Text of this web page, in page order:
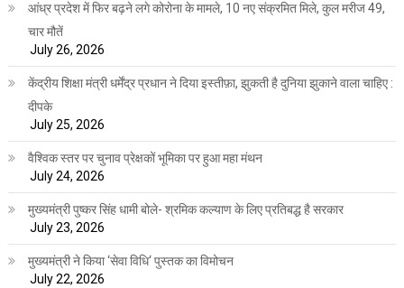
आंध्र प्रदेश में फिर बढ़ने लगे कोरोना के मामले, 10 नए संक्रमित मिले, कुल मरीज 49,
चार मौतें
July 26, 2026
केंद्रीय शिक्षा मंत्री धर्मेंद्र प्रधान ने दिया इस्तीफ़ा, झुकती है दुनिया झुकाने वाला चाहिए :
दीपके
July 25, 2026
वैश्विक स्तर पर चुनाव प्रेक्षकों भूमिका पर हुआ महा मंथन
July 24, 2026
मुख्यमंत्री पुष्कर सिंह धामी बोले- श्रमिक कल्याण के लिए प्रतिबद्ध है सरकार
July 23, 2026
मुख्यमंत्री ने किया ‘सेवा विधि‘ पुस्तक का विमोचन
July 22, 2026